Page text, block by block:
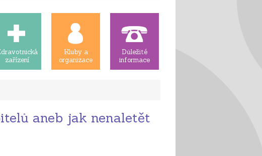
zařízení
Kluby a
organizace
Důležité
informace
aneb jak nenaletět